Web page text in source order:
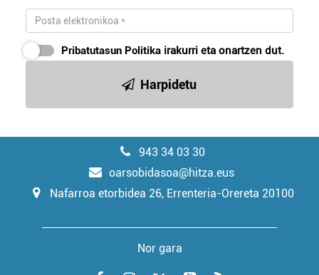
Pribatutasun Politika irakurri eta onartzen dut.
Harpidetu
943 34 03 30
oarsobidasoa@hitza.eus
Nafarroa etorbidea 26, Errenteria-Orereta 20100
Nor gara